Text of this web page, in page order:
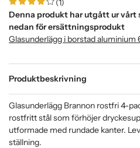
(1)
Denna produkt har utgått ur vårt
nedan för ersättningsprodukt
Glasunderlägg i borstad aluminium
Produktbeskrivning
Glasunderlägg Brannon rostfri 4-
rostfritt stål som förhöjer
utformade med rundade kanter.
ställning.